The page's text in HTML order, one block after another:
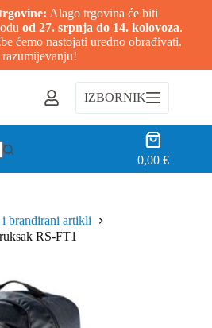
Alago trgovina će biti
od 27. srpnja do 14. kolovoza.
ćemo nastojati uredno obrađivati.
IZBORNIK
Košarica
0,00€
i brandirani artikli
RS-FT1